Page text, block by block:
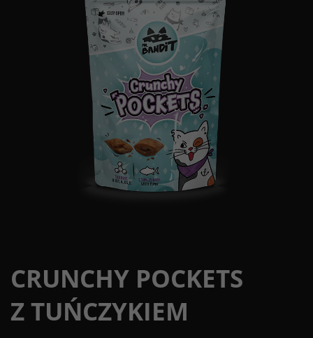
CRUNCHY POCKETS
Z TUŃCZYKIEM